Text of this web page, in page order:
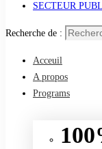
SECTEUR
Recherche de :
Acceuil
A propos
Programs